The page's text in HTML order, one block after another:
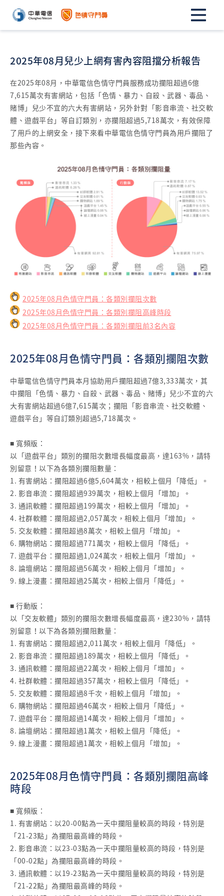
2025年08月兒少上網有害內容阻擋分析報告
在2025年08月，中華電信色情守門員服務成功攔阻超過6億
7,615萬次有害網站，包括「色情、暴力、自殺、武器、毒品、
賭博」兒少不宜的六大有害網站，另外針對「影音串流、社交軟
體、遊戲平台」等自訂類別，亦攔阻超過5,718萬次，有效保障
了用戶的上網安全，接下來看中華電信色情守門員為用戶攔阻了
那些內容。
2025年08月色情守門員：各類別攔阻次數
2025年08月色情守門員：各類別攔阻高峰時段
2025年08月色情守門員：各類別攔阻前3名內容
2025年08月色情守門員：各類別攔阻次數
中華電信色情守門員本月協助用戶攔阻超過7億3,333萬次，其
中攔阻「色情、暴力、自殺、武器、毒品、賭博」兒少不宜的六
大有害網站超過6億7,615萬次；攔阻「影音串流、社交軟體、
遊戲平台」等自訂類別超過5,718萬次。
■ 寬頻版：
以「遊戲平台」類別的攔阻次數增長幅度最高，達163%，請特
別留意！以下為各類別攔阻數量：
1. 有害網站：攔阻超過6億5,604萬次，相較上個月「降低」。
2. 影音串流：攔阻超過939萬次，相較上個月「增加」。
3. 通訊軟體：攔阻超過199萬次，相較上個月「增加」。
4. 社群軟體：攔阻超過2,057萬次，相較上個月「增加」。
5. 交友軟體：攔阻超過8萬次，相較上個月「增加」。
6. 購物網站：攔阻超過771萬次，相較上個月「降低」。
7. 遊戲平台：攔阻超過1,024萬次，相較上個月「增加」。
8. 論壇網站：攔阻超過56萬次，相較上個月「增加」。
9. 線上漫畫：攔阻超過25萬次，相較上個月「降低」。
■ 行動版：
以「交友軟體」類別的攔阻次數增長幅度最高，達230%，請特
別留意！以下為各類別攔阻數量：
1. 有害網站：攔阻超過2,011萬次，相較上個月「降低」。
2. 影音串流：攔阻超過189萬次，相較上個月「降低」。
3. 通訊軟體：攔阻超過22萬次，相較上個月「增加」。
4. 社群軟體：攔阻超過357萬次，相較上個月「降低」。
5. 交友軟體：攔阻超過8千次，相較上個月「增加」。
6. 購物網站：攔阻超過46萬次，相較上個月「降低」。
7. 遊戲平台：攔阻超過14萬次，相較上個月「增加」。
8. 論壇網站：攔阻超過1萬次，相較上個月「降低」。
9. 線上漫畫：攔阻超過1萬次，相較上個月「增加」。
2025年08月色情守門員：各類別攔阻高峰
時段
■ 寬頻版：
1. 有害網站：以20-00點為一天中攔阻量較高的時段，特別是
「21-23點」為攔阻最高峰的時段。
2. 影音串流：以23-03點為一天中攔阻量較高的時段，特別是
「00-02點」為攔阻最高峰的時段。
3. 通訊軟體：以19-23點為一天中攔阻量較高的時段，特別是
「21-22點」為攔阻最高峰的時段。